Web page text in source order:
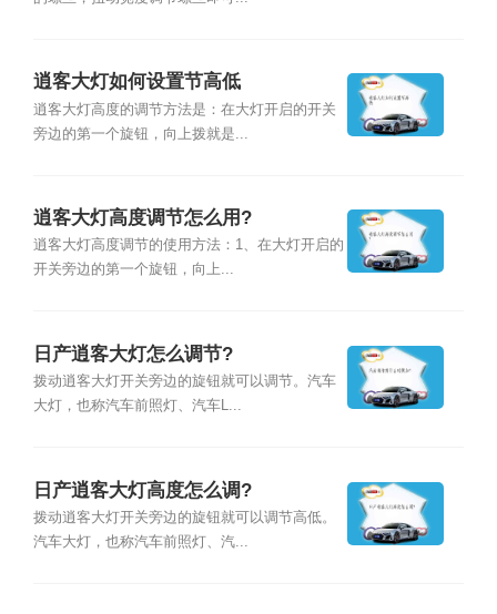
逍客大灯如何设置节高低
逍客大灯高度的调节方法是：在大灯开启的开关
旁边的第一个旋钮，向上拨就是...
逍客大灯高度调节怎么用?
逍客大灯高度调节的使用方法：1、在大灯开启的
开关旁边的第一个旋钮，向上...
日产逍客大灯怎么调节?
拨动逍客大灯开关旁边的旋钮就可以调节。汽车
大灯，也称汽车前照灯、汽车L...
日产逍客大灯高度怎么调?
拨动逍客大灯开关旁边的旋钮就可以调节高低。
汽车大灯，也称汽车前照灯、汽...